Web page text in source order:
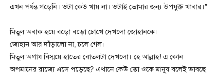
এখন পর্যন্ত গড়েনি। ওটা কেউ খায় না। ওটাই তোমার জন্য উপযুক্ত খাবার।”
মিতুল অবাক হয়ে বড়ো বড়ো চোখে দেখলো জোহানকে।
জোহান আর দাঁড়ালো না, চলে গেল।
মিতুল অগাধ বিস্ময়ে হাতের বোতলটা দেখলো। হে আল্লাহ! এ কোন
অপমানের রাজ্যে এসে পড়েছে? এখানে কেউ তো ওকে মানুষ বলেই ভাবছে